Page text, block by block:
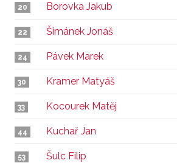
20 Borovka Jakub
22 Šimánek Jonáš
24 Pávek Marek
30 Kramer Matyáš
33 Kocourek Matěj
44 Kuchař Jan
53 Šulc Filip